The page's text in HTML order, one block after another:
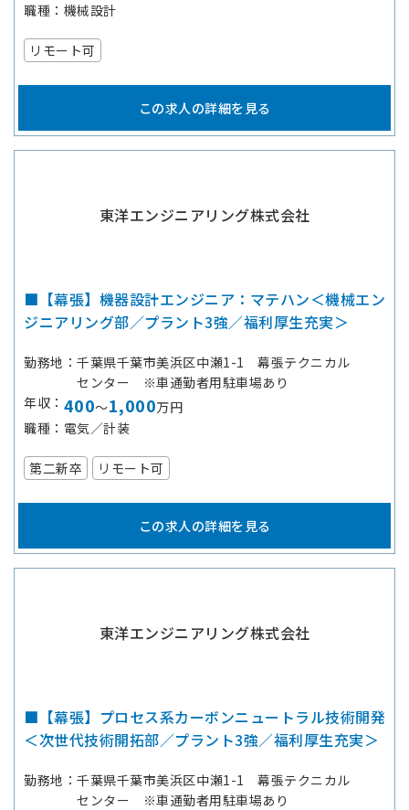
職種
機械設計
リモート可
この求人の詳細を見る
東洋エンジニアリング株式会社
■【幕張】機器設計エンジニア：マテハン＜機械エン
ジニアリング部／プラント3強／福利厚生充実＞
勤務地
千葉県千葉市美浜区中瀬1-1 幕張テクニカル
センター ※車通勤者用駐車場あり
年収
400～1,000万円
職種
電気／計装
第二新卒 リモート可
この求人の詳細を見る
東洋エンジニアリング株式会社
■【幕張】プロセス系カーボンニュートラル技術開発
＜次世代技術開拓部／プラント3強／福利厚生充実＞
勤務地
千葉県千葉市美浜区中瀬1-1 幕張テクニカル
センター ※車通勤者用駐車場あり